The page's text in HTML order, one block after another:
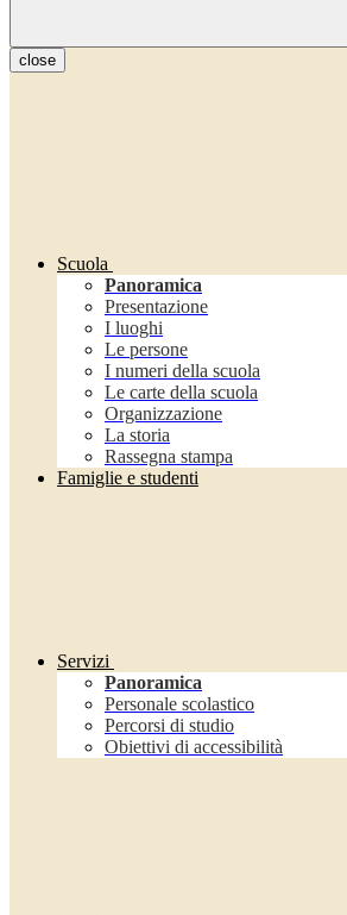
close
Scuola
Panoramica
Presentazione
I luoghi
Le persone
I numeri della scuola
Le carte della scuola
Organizzazione
La storia
Rassegna stampa
Famiglie e studenti
Servizi
Panoramica
Personale scolastico
Percorsi di studio
Obiettivi di accessibilità